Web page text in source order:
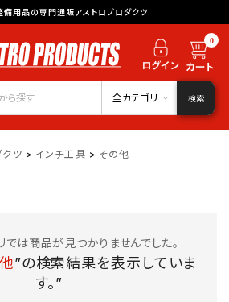
備用品の専門通販アストロプロダクツ
0
全カテゴリ 検索
ツ > インチ工具 > その他
では商品が見つかりませんでした。
”の検索結果を表示していま
す。”